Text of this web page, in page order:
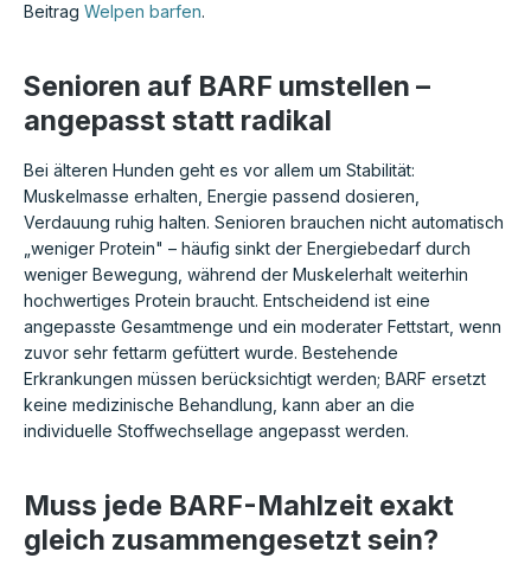
Beitrag Welpen barfen.
Senioren auf BARF umstellen –
angepasst statt radikal
Bei älteren Hunden geht es vor allem um Stabilität:
Muskelmasse erhalten, Energie passend dosieren,
Verdauung ruhig halten. Senioren brauchen nicht automatisch
„weniger Protein" – häufig sinkt der Energiebedarf durch
weniger Bewegung, während der Muskelerhalt weiterhin
hochwertiges Protein braucht. Entscheidend ist eine
angepasste Gesamtmenge und ein moderater Fettstart, wenn
zuvor sehr fettarm gefüttert wurde. Bestehende
Erkrankungen müssen berücksichtigt werden; BARF ersetzt
keine medizinische Behandlung, kann aber an die
individuelle Stoffwechsellage angepasst werden.
Muss jede BARF-Mahlzeit exakt
gleich zusammengesetzt sein?